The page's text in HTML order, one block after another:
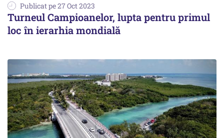
Publicat pe 27 Oct 2023
Turneul Campioanelor, lupta pentru primul
loc în ierarhia mondială